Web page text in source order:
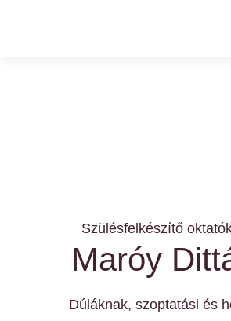
Szülésfelkészítő
Maróy
Dúláknak, szoptatási és